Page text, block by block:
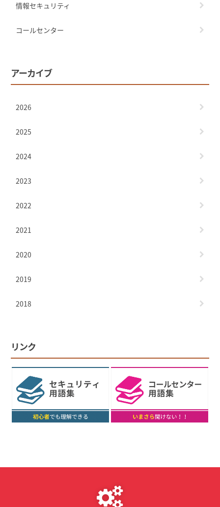
情報セキュリティ
コールセンター
アーカイブ
2026
2025
2024
2023
2022
2021
2020
2019
2018
リンク